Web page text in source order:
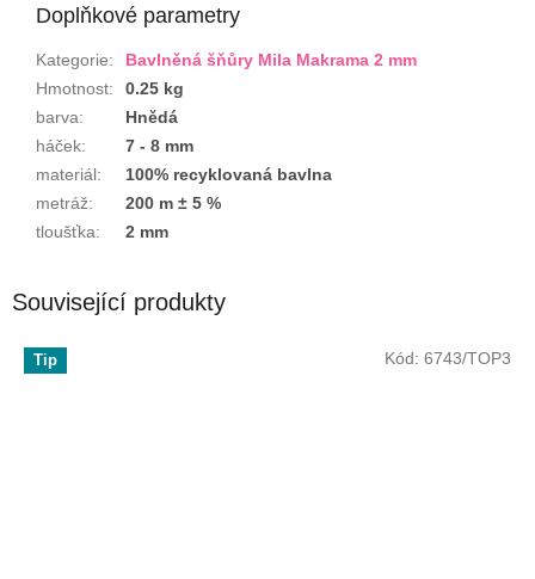
Doplňkové parametry
Kategorie:
Bavlněná šňůry Mila Makrama 2 mm
Hmotnost:
0.25 kg
barva:
Hnědá
háček:
7 - 8 mm
materiál:
100% recyklovaná bavlna
metráž:
200 m ± 5 %
tloušťka: 2 mm
Související produkty
Tip Kód: 6743/TOP3